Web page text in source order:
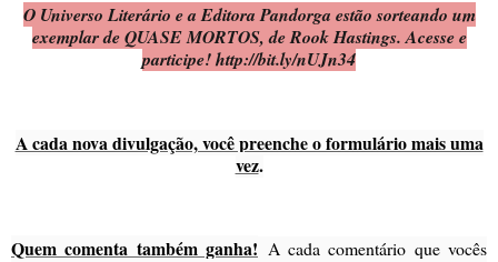
O Universo Literário e a Editora Pandorga estão sorteando um
exemplar de QUASE MORTOS, de Rook Hastings. Acesse e
participe! http://bit.ly/nUJn34
A cada nova divulgação, você preenche o formulário mais uma
vez.
Quem comenta também ganha! A cada comentário que vocês